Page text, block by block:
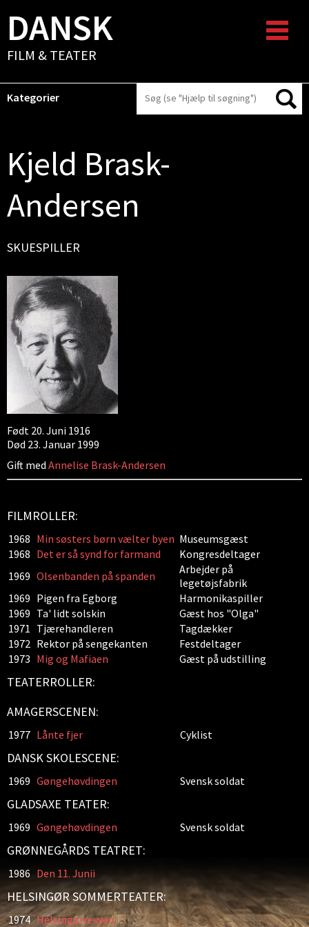
DANSK
FILM & TEATER
Kategorier
Kjeld Brask-
Andersen
SKUESPILLER
Født 20. Juni 1916
Død 23. Januar 1999
Gift med Annelise Brask-Andersen
FILMROLLER:
1968 Min søsters børn vælter byen Museumsgæst
1968 Det er så synd for farmand
Kongresdeltager
1969 Olsenbanden på spanden
Arbejder på
legetøjsfabrik
1969 Pigen fra Egborg
Harmonikaspiller
1969 Ta' lidt solskin
Gæst hos "Olga"
1971 Tjærehandleren
Tagdækker
1972 Rektor på sengekanten
Festdeltager
1973 Mig og Mafiaen Gæst på udstilling
TEATERROLLER:
AMAGERSCENEN:
1977 Lånte fjer Cyklist
DANSK SKOLESCENE:
1969 Gøngehøvdingen Svensk soldat
GLADSAXE TEATER:
1969 Gøngehøvdingen Svensk soldat
GRØNNEGÅRDS TEATRET:
1986 Den 11. Junii
HELSINGØR SOMMERTEATER:
1974 Helsingørrevyen